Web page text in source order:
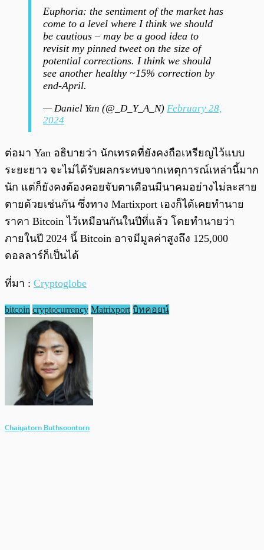
Euphoria: the sentiment of the market has
come to a level where I think we should
be cautious – may be a good idea to
revisit my pinned tweet on the size of
potential corrections. I think we should
see another healthy ~15% correction by
end-April.
— Daniel Yan (@_D_Y_A_N) February 28,
2024
ต่อมา Yan อธิบายว่า นักเทรดที่ยังคงถือเหรียญไว้แบบ
ระยะยาว จะไม่ได้รับผลกระทบจากเหตุการณ์เหล่านี้มาก
นัก แต่ก็ยังคงต้องคอยจับตาเดือนมีนาคมอย่างไม่ละสาย
ตายด้วยเช่นกัน ซึ่งทาง Martixport เองก็ได้เคยทำนาย
ราคา Bitcoin ไว้เหมือนกันในปีที่แล้ว โดยทำนายว่า
ภายในปี 2024 นี้ Bitcoin อาจมีมูลค่าสูงถึง 125,000
ดอลลาร์ก็เป็นได้
ที่มา : Cryptoglobe
bitcoin cryptocurrency Matrixport บิทคอยน์
Chaiyatorn Buthsoontorn